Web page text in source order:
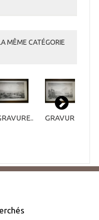
MÊME CATÉGORIE
GRAVURE...